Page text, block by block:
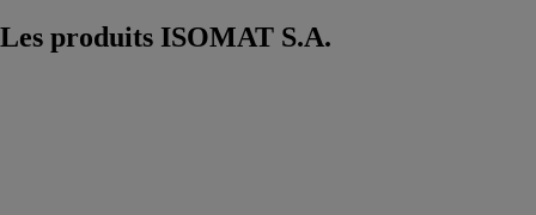
Les produits ISOMAT S.A.